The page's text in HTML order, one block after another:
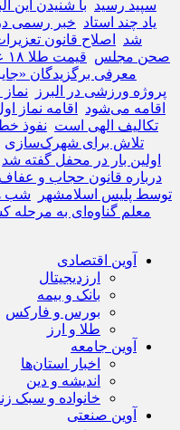
سپید رسید با شنیدن این
یاد چند استاد خبر رسمی
شد
اصلاح قانون
صحن مجلس قیمت طلا ۱۸ عیار امروز ۱۶ بهمن اعلام شد + جدول
معرفی برگزیدگان
پروژه ورزشی در البرز
اقامه می‌شود
اقامه نماز
تکالیف الهی است نفوذ
تلاش برای شهرک‌سازی
اولین بار در محفل گفته شد
درباره قانون حجاب و عفاف
توسط پلیس اسلامشهر
شب
معلم گناوه‌ای به
آوین اقتصادی
ارزدیجیتال
بانک و بیمه
بورس و فارکس
طلا و ارز
آوین جامعه
اخبار استان‌ها
اندیشه و دین
خانواده و سبک
آوین صنعتی